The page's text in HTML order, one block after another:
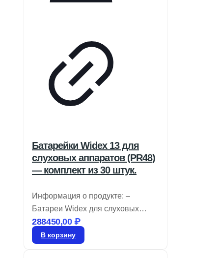
Батарейки Widex 13 для
слуховых аппаратов (PR48)
— комплект из 30 штук.
Информация о продукте: –
Батареи Widex для слуховых
аппаратов имеют цветовую
маркировку, позволяющую легко
288450,00₽
В корзину